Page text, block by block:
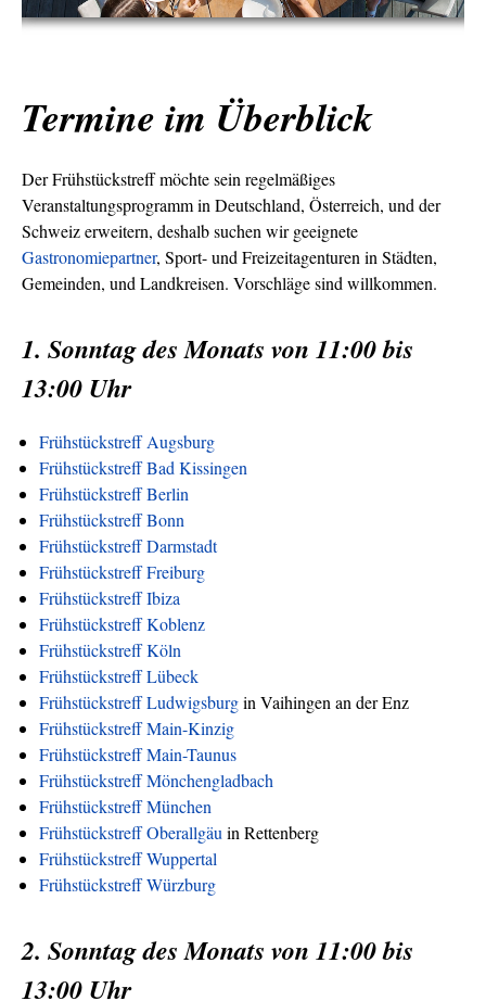
Termine im Überblick
Der Frühstückstreff möchte sein regelmäßiges
Veranstaltungsprogramm in Deutschland, Österreich, und der
Schweiz erweitern, deshalb suchen wir geeignete
Gastronomiepartner, Sport- und Freizeitagenturen in Städten,
Gemeinden, und Landkreisen. Vorschläge sind willkommen.
1. Sonntag des Monats von 11:00 bis
13:00 Uhr
Frühstückstreff Augsburg
Frühstückstreff Bad Kissingen
Frühstückstreff Berlin
Frühstückstreff Bonn
Frühstückstreff Darmstadt
Frühstückstreff Freiburg
Frühstückstreff Ibiza
Frühstückstreff Koblenz
Frühstückstreff Köln
Frühstückstreff Lübeck
Frühstückstreff Ludwigsburgin Vaihingen an der Enz
Frühstückstreff Main-Kinzig
Frühstückstreff Main-Taunus
Frühstückstreff Mönchengladbach
Frühstückstreff München
Frühstückstreff Oberallgäu in Rettenberg
Frühstückstreff Wuppertal
Frühstückstreff Würzburg
2. Sonntag des Monats von 11:00 bis
13:00 Uhr